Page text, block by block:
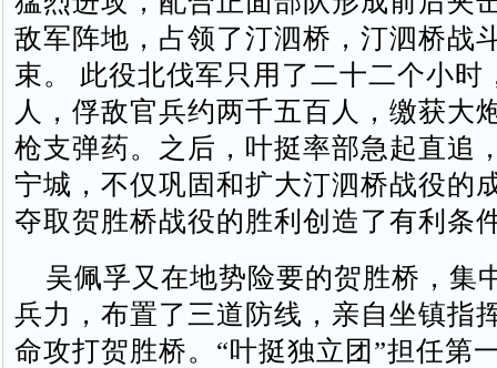
敌军阵地，占领了汀泗桥，汀泗桥战
束。 此役北伐军只用了二十二个小时
人，俘敌官兵约两千五百人，缴获大
枪支弹药。之后，叶挺率部急起直追
宁城，不仅巩固和扩大汀泗桥战役的
夺取贺胜桥战役的胜利创造了有利条
吴佩孚又在地势险要的贺胜桥，集
兵力，布置了三道防线，亲自坐镇指
命攻打贺胜桥。“叶挺独立团”担任第